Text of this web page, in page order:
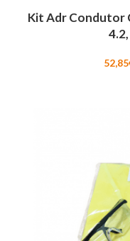
Kit Adr Condutor
52,85